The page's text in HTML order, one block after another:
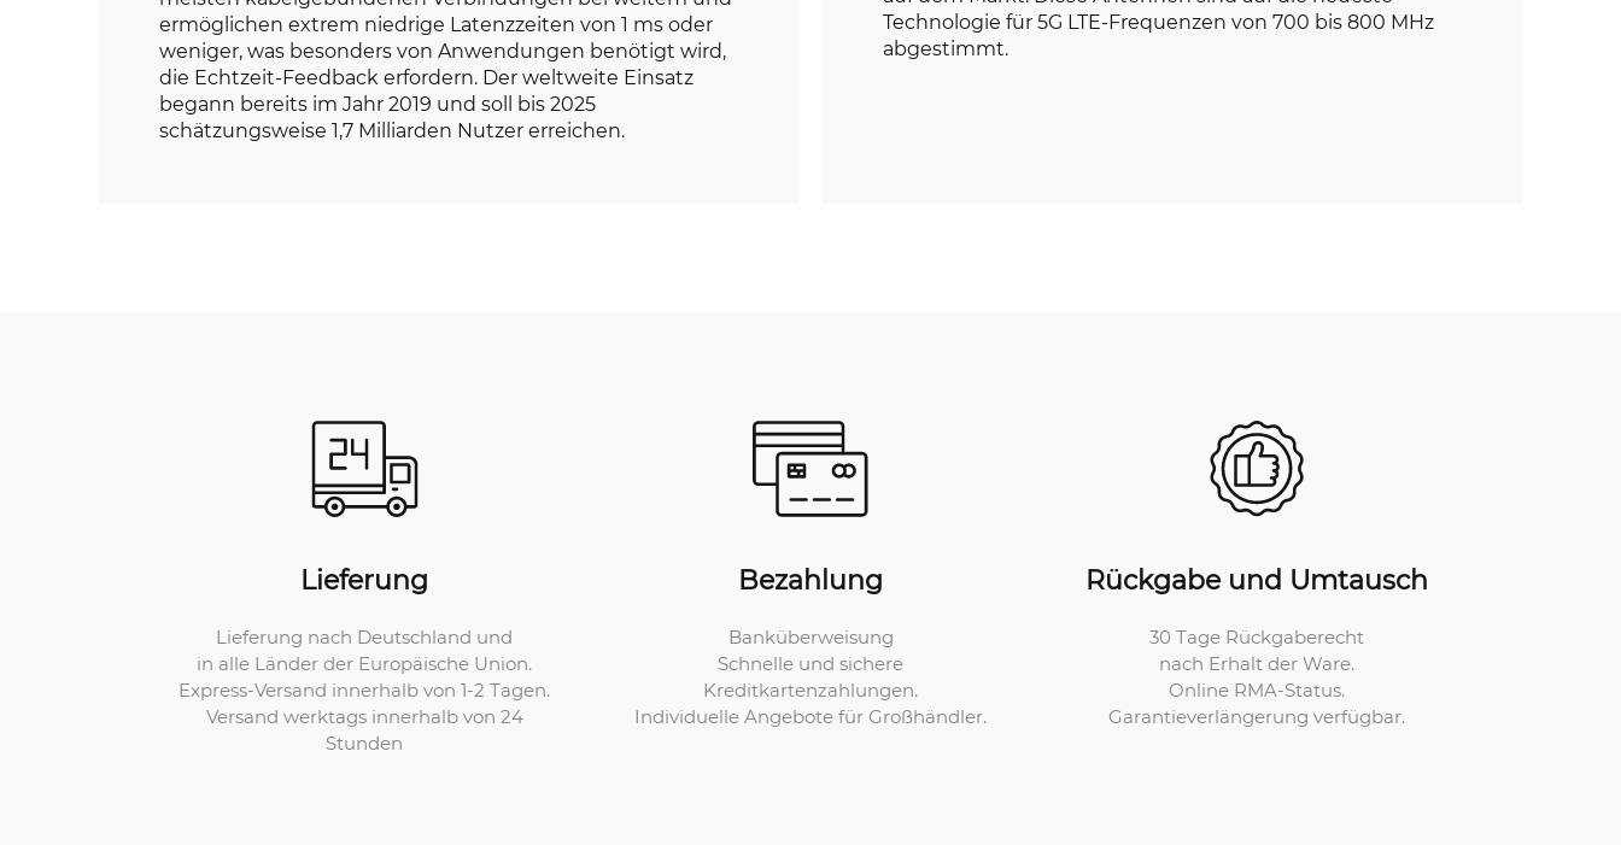
ermöglichen extrem niedrige Latenzzeiten von 1 ms oder
weniger, was besonders von Anwendungen benötigt wird,
die Echtzeit-Feedback erfordern. Der weltweite Einsatz
begann bereits im Jahr 2019 und soll bis 2025
schätzungsweise 1,7 Milliarden Nutzer erreichen.
Technologie für 5G LTE-Frequenzen von 700 bis 800 MHz
abgestimmt.
Lieferung
Lieferung nach Deutschland und
in alle Länder der Europäische Union.
Express-Versand innerhalb von 1-2 Tagen.
Versand werktags innerhalb von 24
Stunden
Bezahlung
Banküberweisung
Schnelle und sichere
Kreditkartenzahlungen.
Individuelle Angebote für Großhändler.
Rückgabe und Umtausch
30 Tage Rückgaberecht
nach Erhalt der Ware.
Online RMA-Status.
Garantieverlängerung verfügbar.